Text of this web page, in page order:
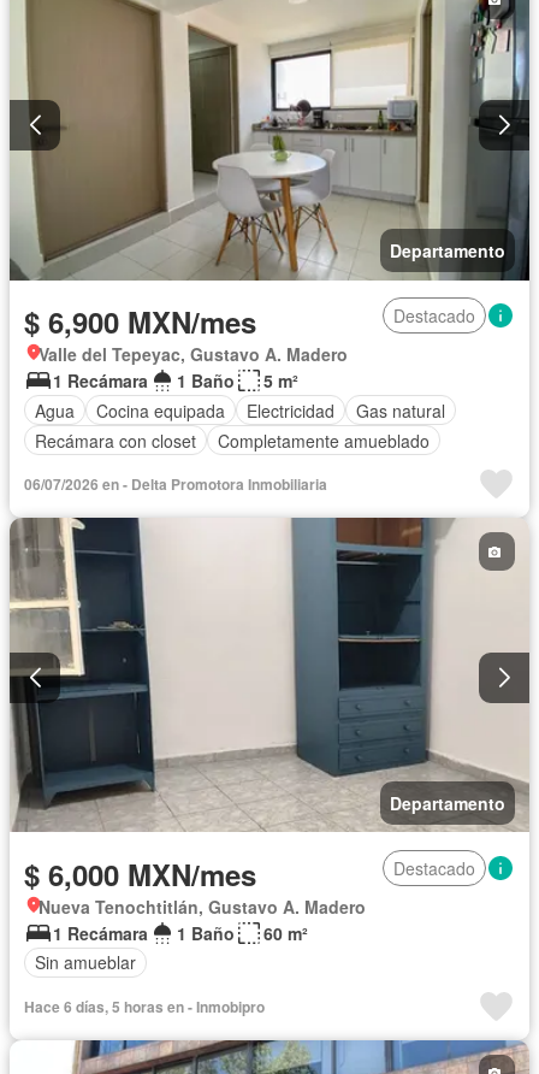
Departamento
$ 6,900 MXN/mes
Destacado
Valle del Tepeyac, Gustavo A. Madero
1 Recámara
1 Baño
5 m²
Agua
Cocina equipada Electricidad
Gas natural
Recámara con closet
Completamente amueblado
06/07/2026 en - Delta Promotora Inmobiliaria
Departamento
$ 6,000 MXN/mes
Destacado
Nueva Tenochtitlán, Gustavo A. Madero
1 Recámara
1 Baño
60 m²
Sin amueblar
Hace 6 días, 5 horas en - Inmobipro